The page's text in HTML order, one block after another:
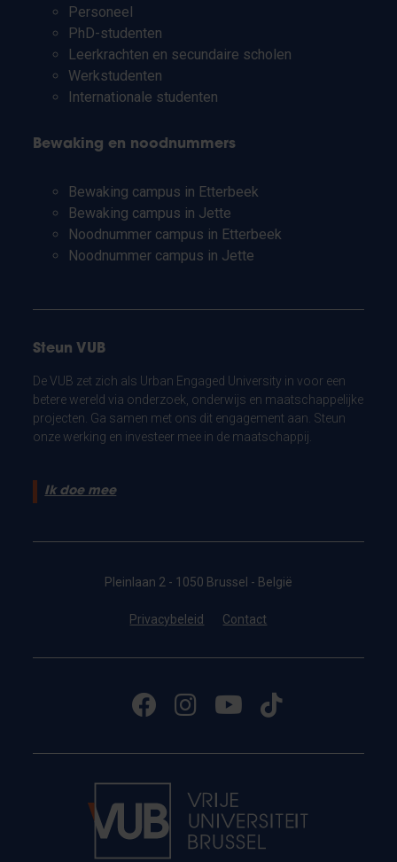
Personeel
PhD-studenten
Leerkrachten en secundaire scholen
Werkstudenten
Internationale studenten
Bewaking en noodnummers
Bewaking campus in Etterbeek
Bewaking campus in Jette
Noodnummer campus in Etterbeek
Noodnummer campus in Jette
Steun VUB
De VUB zet zich als Urban Engaged University in voor een
betere wereld via onderzoek, onderwijs en maatschappelijke
projecten. Ga samen met ons dit engagement aan. Steun
onze werking en investeer mee in de maatschappij.
Ik doe mee
Pleinlaan 2 - 1050 Brussel - België
Privacybeleid Contact